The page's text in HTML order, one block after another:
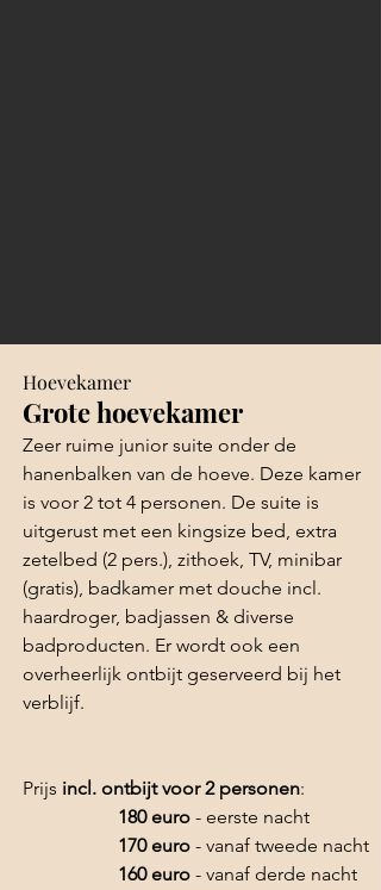
Hoevekamer
Grote hoevekamer
Zeer ruime junior suite onder de
hanenbalken van de hoeve. Deze kamer
is voor 2 tot 4 personen. De suite is
uitgerust met een kingsize bed, extra
zetelbed (2 pers.), zithoek, TV, minibar
(gratis), badkamer met douche incl.
haardroger, badjassen & diverse
badproducten. Er wordt ook een
overheerlijk ontbijt geserveerd bij het
verblijf.
Prijs incl. ontbijt voor 2 personen:
180 euro- eerste nacht
170 euro - vanaf tweede nacht
160 euro- vanaf derde nacht